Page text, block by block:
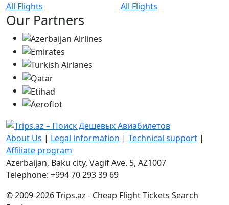
All Flights
All Flights
Our Partners
About Us | Legal information | Technical support |
Affiliate program
Azerbaijan, Baku city, Vagif Ave. 5, AZ1007
Telephone: +994 70 293 39 69
© 2009-2026 Trips.az - Cheap Flight Tickets Search